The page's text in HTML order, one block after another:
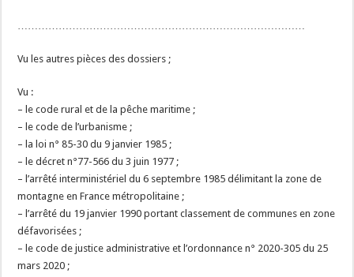
…………………………………………………………………………
Vu les autres pièces des dossiers ;
Vu :
– le code rural et de la pêche maritime ;
– le code de l’urbanisme ;
– la loi n° 85-30 du 9 janvier 1985 ;
– le décret n°77-566 du 3 juin 1977 ;
– l’arrêté interministériel du 6 septembre 1985 délimitant la zone de
montagne en France métropolitaine ;
– l’arrêté du 19 janvier 1990 portant classement de communes en zone
défavorisées ;
– le code de justice administrative et l’ordonnance n° 2020-305 du 25
mars 2020 ;